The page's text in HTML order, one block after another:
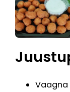
Vaagna